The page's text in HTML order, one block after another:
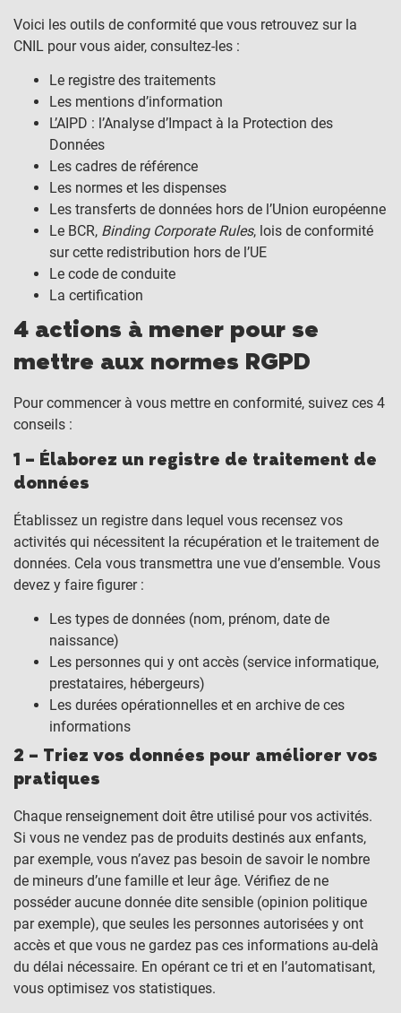
Voici les outils de conformité que vous retrouvez sur la
CNIL pour vous aider, consultez-les :
Le registre des traitements
Les mentions d’information
L’AIPD : l’Analyse d’Impact à la Protection des
Données
Les cadres de référence
Les normes et les dispenses
Les transferts de données hors de l’Union européenne
Le BCR, Binding Corporate Rules, lois de conformité
sur cette redistribution hors de l’UE
Le code de conduite
La certification
4 actions à mener pour se
mettre aux normes RGPD
Pour commencer à vous mettre en conformité, suivez ces 4
conseils :
1 – Élaborez un registre de traitement de
données
Établissez un registre dans lequel vous recensez vos
activités qui nécessitent la récupération et le traitement de
données. Cela vous transmettra une vue d’ensemble. Vous
devez y faire figurer :
Les types de données (nom, prénom, date de
naissance)
Les personnes qui y ont accès (service informatique,
prestataires, hébergeurs)
Les durées opérationnelles et en archive de ces
informations
2 – Triez vos données pour améliorer vos
pratiques
Chaque renseignement doit être utilisé pour vos activités.
Si vous ne vendez pas de produits destinés aux enfants,
par exemple, vous n’avez pas besoin de savoir le nombre
de mineurs d’une famille et leur âge. Vérifiez de ne
posséder aucune donnée dite sensible (opinion politique
par exemple), que seules les personnes autorisées y ont
accès et que vous ne gardez pas ces informations au-delà
du délai nécessaire. En opérant ce tri et en l’automatisant,
vous optimisez vos statistiques.